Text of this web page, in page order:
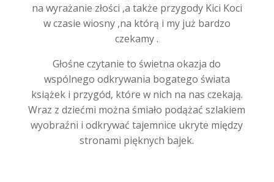
na wyrażanie złości ,a także przygody Kici Koci
w czasie wiosny ,na którą i my już bardzo
czekamy .
Głośne czytanie to świetna okazja do
wspólnego odkrywania bogatego świata
książek i przygód, które w nich na nas czekają.
Wraz z dziećmi można śmiało podążać szlakiem
wyobraźni i odkrywać tajemnice ukryte między
stronami pięknych bajek.